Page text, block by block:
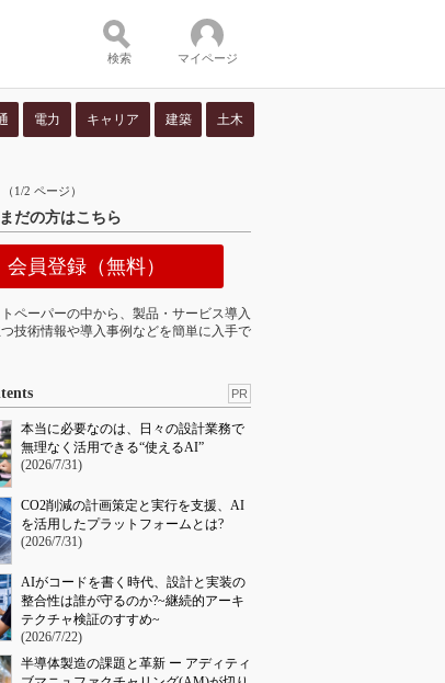
検索 マイページ
電力 キャリア 建築 土木
1/2 ページ）
だの方はこちら
会員登録（無料）
ペーパーの中から、製品・サービス導入
技術情報や導入事例などを簡単に入手で
PR
本当に必要なのは、日々の設計業務で
無理なく活用できる“使えるAI”
(2026/7/31)
CO2削減の計画策定と実行を支援、AI
を活用したプラットフォームとは?
(2026/7/31)
AIがコードを書く時代、設計と実装の
整合性は誰が守るのか?~継続的アーキ
テクチャ検証のすすめ~
(2026/7/22)
半導体製造の課題と革新 ー アディティ